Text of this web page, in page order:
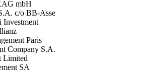
mbH
c/o BB-Asse
Investment
Paris
Company S.A.
Limited
SA